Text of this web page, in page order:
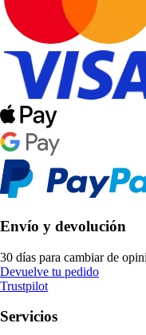
Envío y devolución
30 días para cambiar de
Devuelve tu pedido
Trustpilot
Servicios